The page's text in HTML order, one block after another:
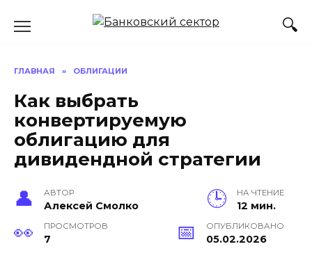
ГЛАВНАЯ » ОБЛИГАЦИИ
Как выбрать
конвертируемую
облигацию для
дивидендной стратегии
АВТОР
Алексей Смолко
НА ЧТЕНИЕ
12 мин.
ПРОСМОТРОВ
7
ОПУБЛИКОВАНО
05.02.2026